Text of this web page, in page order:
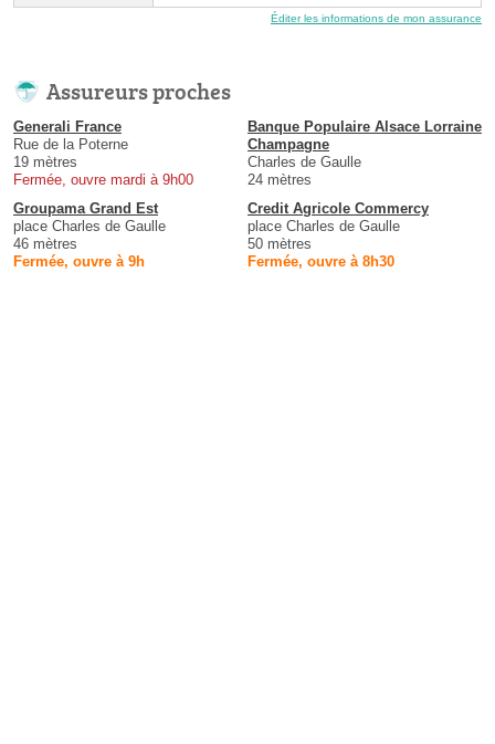
Éditer les informations de mon assurance
Assureurs proches
Generali France
Rue de la Poterne
19 mètres
Fermée, ouvre mardi à 9h00
Banque Populaire Alsace Lorraine
Champagne
Charles de Gaulle
24 mètres
Groupama Grand Est
place Charles de Gaulle
46 mètres
Fermée, ouvre à 9h
Credit Agricole Commercy
place Charles de Gaulle
50 mètres
Fermée, ouvre à 8h30